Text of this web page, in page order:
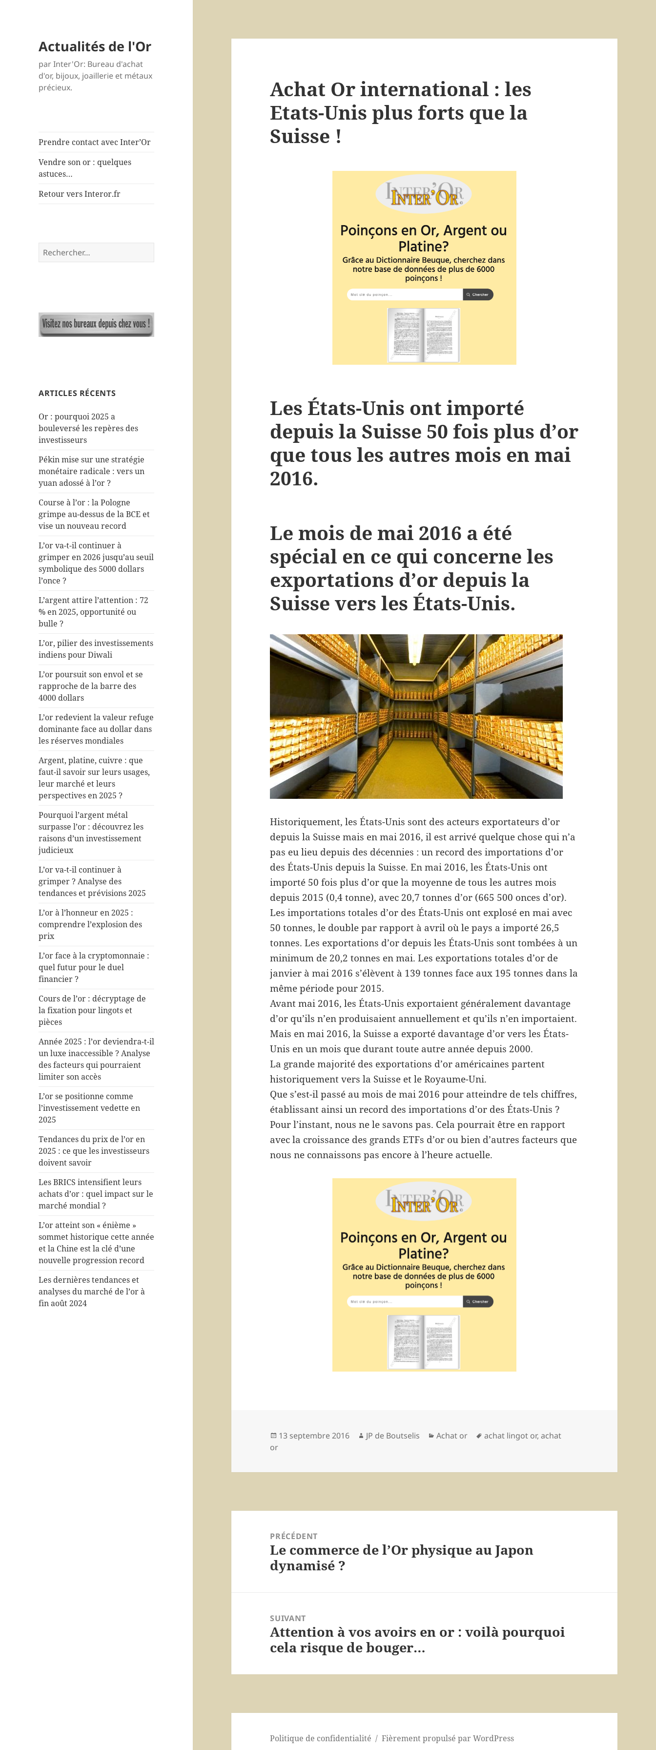
Actualités de l'Or
par Inter'Or: Bureau d'achat
d'or, bijoux, joaillerie et métaux
précieux.
Prendre contact avec Inter’Or
Vendre son or : quelques
astuces…
Retour vers Interor.fr
R
e
c
h
ARTICLES RÉCENTS
Or : pourquoi 2025 a
bouleversé les repères des
investisseurs
Pékin mise sur une stratégie
monétaire radicale : vers un
yuan adossé à l’or ?
Course à l’or : la Pologne
grimpe au-dessus de la BCE et
vise un nouveau record
L’or va-t-il continuer à
grimper en 2026 jusqu’au seuil
symbolique des 5000 dollars
l’once ?
L’argent attire l’attention : 72
% en 2025, opportunité ou
bulle ?
L’or, pilier des investissements
indiens pour Diwali
L’or poursuit son envol et se
rapproche de la barre des
4000 dollars
L’or redevient la valeur refuge
dominante face au dollar dans
les réserves mondiales
Argent, platine, cuivre : que
faut-il savoir sur leurs usages,
leur marché et leurs
perspectives en 2025 ?
Pourquoi l’argent métal
surpasse l’or : découvrez les
raisons d’un investissement
judicieux
L’or va-t-il continuer à
grimper ? Analyse des
tendances et prévisions 2025
L’or à l’honneur en 2025 :
comprendre l’explosion des
prix
L’or face à la cryptomonnaie :
quel futur pour le duel
financier ?
Cours de l’or : décryptage de
la fixation pour lingots et
pièces
Année 2025 : l’or deviendra-t-il
un luxe inaccessible ? Analyse
des facteurs qui pourraient
limiter son accès
L’or se positionne comme
l’investissement vedette en
2025
Tendances du prix de l’or en
2025 : ce que les investisseurs
doivent savoir
Les BRICS intensifient leurs
achats d’or : quel impact sur le
marché mondial ?
L’or atteint son « énième »
sommet historique cette année
et la Chine est la clé d’une
nouvelle progression record
Les dernières tendances et
analyses du marché de l’or à
fin août 2024
Achat Or international : les
Etats-Unis plus forts que la
Suisse !
Les États-Unis ont importé
depuis la Suisse 50 fois plus d’or
que tous les autres mois en mai
2016.
Le mois de mai 2016 a été
spécial en ce qui concerne les
exportations d’or depuis la
Suisse vers les États-Unis.
Historiquement, les États-Unis sont des acteurs exportateurs d’or
depuis la Suisse mais en mai 2016, il est arrivé quelque chose qui n’a
pas eu lieu depuis des décennies : un record des importations d’or
des États-Unis depuis la Suisse. En mai 2016, les États-Unis ont
importé 50 fois plus d’or que la moyenne de tous les autres mois
depuis 2015 (0,4 tonne), avec 20,7 tonnes d’or (665 500 onces d’or).
Les importations totales d’or des États-Unis ont explosé en mai avec
50 tonnes, le double par rapport à avril où le pays a importé 26,5
tonnes. Les exportations d’or depuis les États-Unis sont tombées à un
minimum de 20,2 tonnes en mai. Les exportations totales d’or de
janvier à mai 2016 s’élèvent à 139 tonnes face aux 195 tonnes dans la
même période pour 2015.
Avant mai 2016, les États-Unis exportaient généralement davantage
d’or qu’ils n’en produisaient annuellement et qu’ils n’en importaient.
Mais en mai 2016, la Suisse a exporté davantage d’or vers les États-
Unis en un mois que durant toute autre année depuis 2000.
La grande majorité des exportations d’or américaines partent
historiquement vers la Suisse et le Royaume-Uni.
Que s’est-il passé au mois de mai 2016 pour atteindre de tels chiffres,
établissant ainsi un record des importations d’or des États-Unis ?
Pour l’instant, nous ne le savons pas. Cela pourrait être en rapport
avec la croissance des grands ETFs d’or ou bien d’autres facteurs que
nous ne connaissons pas encore à l’heure actuelle.
Publié
13 septembre 2016 Auteur
JP de Boutselis Catégories
Achat or
Mots-
achat lingot or,achat
or
PRÉCÉDENT
Article
précédent :
Le commerce de l’Or physique au Japon
dynamisé ?
SUIVANT
Article
suivant :
Attention à vos avoirs en or : voilà pourquoi
cela risque de bouger…
Politique de confidentialité Fièrement propulsé par WordPress